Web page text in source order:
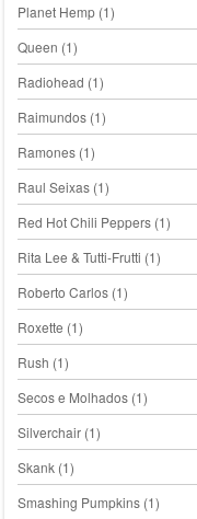
Planet Hemp(1)
Queen (1)
Radiohead (1)
Raimundos(1)
Ramones(1)
Raul Seixas(1)
Red Hot Chili Peppers(1)
Rita Lee & Tutti-Frutti (1)
Roberto Carlos(1)
Roxette (1)
Rush (1)
Secos e Molhados(1)
Silverchair(1)
Skank(1)
Smashing Pumpkins(1)